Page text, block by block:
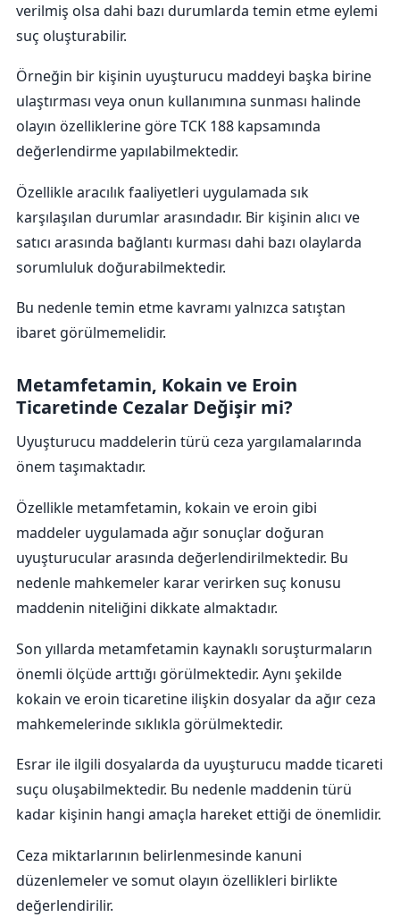
verilmiş olsa dahi bazı durumlarda temin etme eylemi
suç oluşturabilir.
Örneğin bir kişinin uyuşturucu maddeyi başka birine
ulaştırması veya onun kullanımına sunması halinde
olayın özelliklerine göre TCK 188 kapsamında
değerlendirme yapılabilmektedir.
Özellikle aracılık faaliyetleri uygulamada sık
karşılaşılan durumlar arasındadır. Bir kişinin alıcı ve
satıcı arasında bağlantı kurması dahi bazı olaylarda
sorumluluk doğurabilmektedir.
Bu nedenle temin etme kavramı yalnızca satıştan
ibaret görülmemelidir.
Metamfetamin, Kokain ve Eroin
Ticaretinde Cezalar Değişir mi?
Uyuşturucu maddelerin türü ceza yargılamalarında
önem taşımaktadır.
Özellikle metamfetamin, kokain ve eroin gibi
maddeler uygulamada ağır sonuçlar doğuran
uyuşturucular arasında değerlendirilmektedir. Bu
nedenle mahkemeler karar verirken suç konusu
maddenin niteliğini dikkate almaktadır.
Son yıllarda metamfetamin kaynaklı soruşturmaların
önemli ölçüde arttığı görülmektedir. Aynı şekilde
kokain ve eroin ticaretine ilişkin dosyalar da ağır ceza
mahkemelerinde sıklıkla görülmektedir.
Esrar ile ilgili dosyalarda da uyuşturucu madde ticareti
suçu oluşabilmektedir. Bu nedenle maddenin türü
kadar kişinin hangi amaçla hareket ettiği de önemlidir.
Ceza miktarlarının belirlenmesinde kanuni
düzenlemeler ve somut olayın özellikleri birlikte
değerlendirilir.